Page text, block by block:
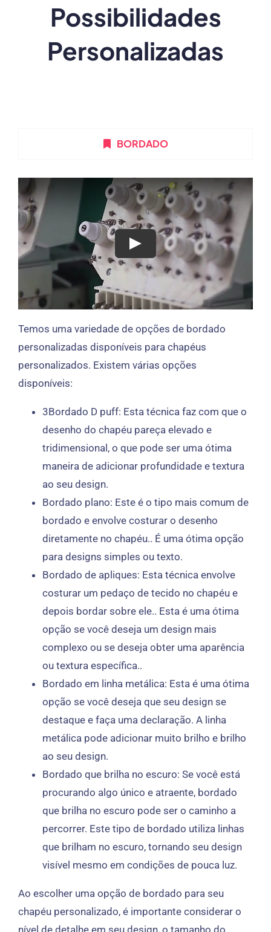
Possibilidades
Personalizadas
BORDADO
Temos uma variedade de opções de bordado
personalizadas disponíveis para chapéus
personalizados. Existem várias opções
disponíveis:
3Bordado D puff: Esta técnica faz com que o
desenho do chapéu pareça elevado e
tridimensional, o que pode ser uma ótima
maneira de adicionar profundidade e textura
ao seu design.
Bordado plano: Este é o tipo mais comum de
bordado e envolve costurar o desenho
diretamente no chapéu.. É uma ótima opção
para designs simples ou texto.
Bordado de apliques: Esta técnica envolve
costurar um pedaço de tecido no chapéu e
depois bordar sobre ele.. Esta é uma ótima
opção se você deseja um design mais
complexo ou se deseja obter uma aparência
ou textura específica..
Bordado em linha metálica: Esta é uma ótima
opção se você deseja que seu design se
destaque e faça uma declaração. A linha
metálica pode adicionar muito brilho e brilho
ao seu design.
Bordado que brilha no escuro: Se você está
procurando algo único e atraente, bordado
que brilha no escuro pode ser o caminho a
percorrer. Este tipo de bordado utiliza linhas
que brilham no escuro, tornando seu design
visível mesmo em condições de pouca luz.
Ao escolher uma opção de bordado para seu
chapéu personalizado, é importante considerar o
nível de detalhe em seu design, o tamanho do